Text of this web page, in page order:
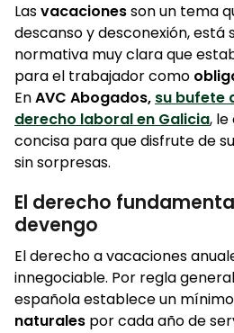
Lasvacacionesson un tema
descanso y desconexión, está
normativa muy clara que
para el trabajador como
EnAVC Abogados, su bufete
derecho laboral en Galicia,
concisa para que disfrute de
sin sorpresas.
El derecho
devengo
El derecho a vacaciones
innegociable. Por regla
española establece un
naturales por cada año de